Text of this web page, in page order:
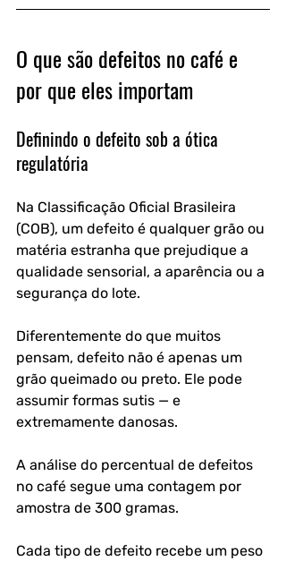
O que são defeitos no café e
por que eles importam
Definindo o defeito sob a ótica
regulatória
Na Classificação Oficial Brasileira
(COB), um defeito é qualquer grão ou
matéria estranha que prejudique a
qualidade sensorial, a aparência ou a
segurança do lote.
Diferentemente do que muitos
pensam, defeito não é apenas um
grão queimado ou preto. Ele pode
assumir formas sutis — e
extremamente danosas.
A análise do percentual de defeitos
no café segue uma contagem por
amostra de 300 gramas.
Cada tipo de defeito recebe um peso